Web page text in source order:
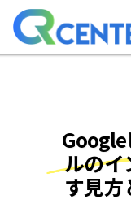
ルのイ
す見方